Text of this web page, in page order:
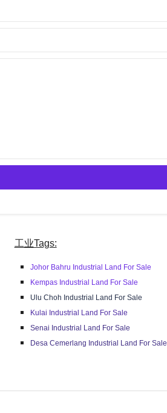
工业Tags:
Johor Bahru Industrial Land For Sale
Kempas Industrial Land For Sale
Ulu Choh Industrial Land For Sale
Kulai Industrial Land For Sale
Senai Industrial Land For Sale
Desa Cemerlang Industrial Land For Sale